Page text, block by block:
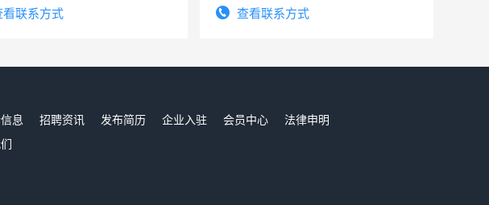
看联系方式
务，财务咨询等业务。欲求兼职会计工
查看联系方式
息 招聘资讯 发布简历 企业入驻 会员中心
法律申明